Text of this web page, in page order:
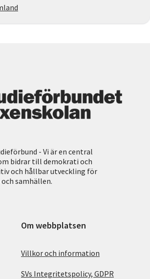
- Vi är en central
bidrar till demokrati och
och hållbar utveckling för
samhällen.
Om webbplatsen
Villkor och information
SVs Integritetspolicy, GDPR